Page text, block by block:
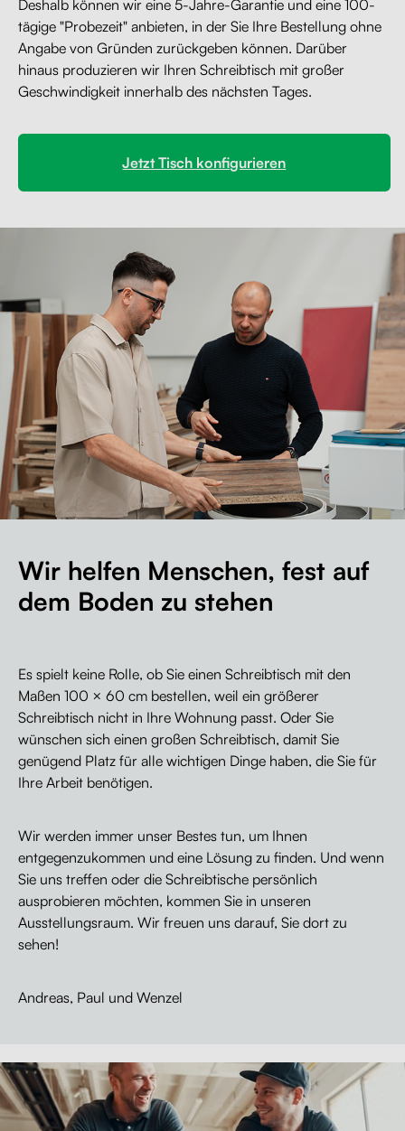
Deshalb können wir eine 5-Jahre-Garantie und eine 100-
tägige "Probezeit" anbieten, in der Sie Ihre Bestellung ohne
Angabe von Gründen zurückgeben können. Darüber
hinaus produzieren wir Ihren Schreibtisch mit großer
Geschwindigkeit innerhalb des nächsten Tages.
Jetzt Tisch konfigurieren
Wir helfen Menschen, fest auf
dem Boden zu stehen
Es spielt keine Rolle, ob Sie einen Schreibtisch mit den
Maßen 100 × 60 cm bestellen, weil ein größerer
Schreibtisch nicht in Ihre Wohnung passt. Oder Sie
wünschen sich einen großen Schreibtisch, damit Sie
genügend Platz für alle wichtigen Dinge haben, die Sie für
Ihre Arbeit benötigen.
Wir werden immer unser Bestes tun, um Ihnen
entgegenzukommen und eine Lösung zu finden. Und wenn
Sie uns treffen oder die Schreibtische persönlich
ausprobieren möchten, kommen Sie in unseren
Ausstellungsraum. Wir freuen uns darauf, Sie dort zu
sehen!
Andreas, Paul und Wenzel